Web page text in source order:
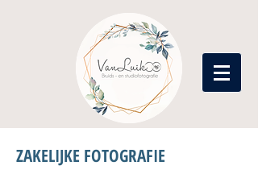
ZAKELIJKE FOTOGRAFIE